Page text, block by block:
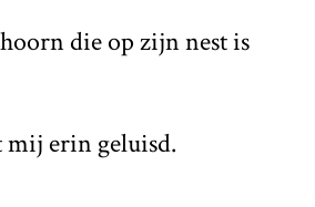
die op zijn nest is
mij erin geluisd.